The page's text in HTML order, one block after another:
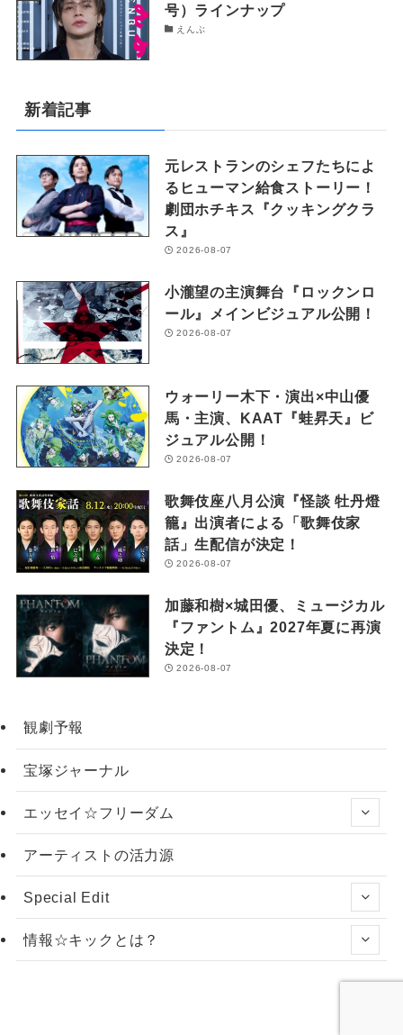
号）ラインナップ
えんぶ
新着記事
元レストランのシェフたちによ
るヒューマン給食ストーリー！
劇団ホチキス『クッキングクラ
ス』
2026-08-07
小瀧望の主演舞台『ロックンロ
ール』メインビジュアル公開！
2026-08-07
ウォーリー木下・演出×中山優
馬・主演、KAAT『蛙昇天』ビ
ジュアル公開！
2026-08-07
歌舞伎座八月公演『怪談 牡丹燈
籠』出演者による「歌舞伎家
話」生配信が決定！
2026-08-07
加藤和樹×城田優、ミュージカル
『ファントム』2027年夏に再演
決定！
2026-08-07
観劇予報
宝塚ジャーナル
エッセイ☆フリーダム
アーティストの活力源
Special Edit
情報☆キックとは？